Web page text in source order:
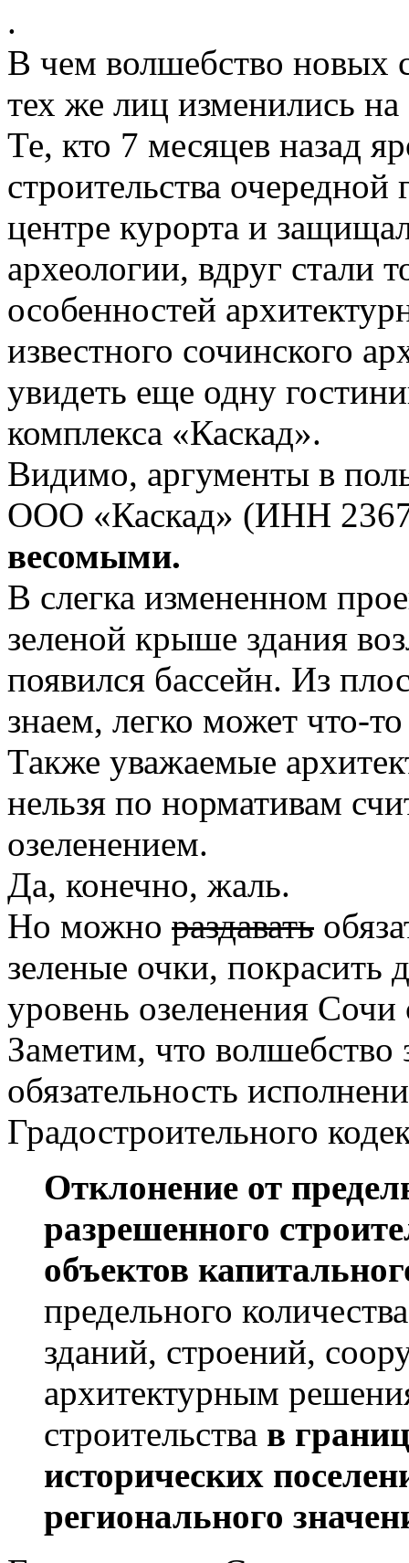
.
В чем волшебство
тех же лиц изменились на
Те, кто 7 месяцев назад
строительства
центре курорта и
археологии, вдруг стали
особенностей
известного сочинского
увидеть еще одну
комплекса «Каскад».
Видимо, аргументы в
ООО «Каскад» (ИНН
весомыми.
В слегка измененном
зеленой крыше здания
появился бассейн. Из
знаем, легко может что-
Также уважаемые
нельзя по нормативам
озеленением.
Да, конечно, жаль.
Но можно раздавать
зеленые очки, покрасить
уровень озеленения Сочи
Заметим, что волшебство
обязательность
Градостроительного
Отклонение от
разрешенного
объектов
предельного
зданий, строений,
архитектурным
строительства в
исторических
регионального